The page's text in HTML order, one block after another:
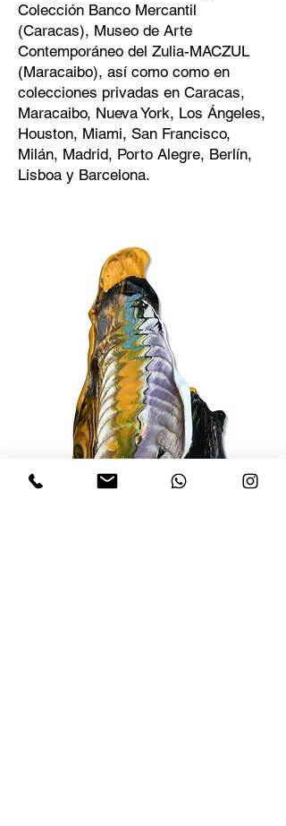
Colección Banco Mercantil
(Caracas), Museo de Arte
Contemporáneo del Zulia-MACZUL
(Maracaibo), así como como en
colecciones privadas en Caracas,
Maracaibo, Nueva York, Los Ángeles,
Houston, Miami, San Francisco,
Milán, Madrid, Porto Alegre, Berlín,
Lisboa y Barcelona.